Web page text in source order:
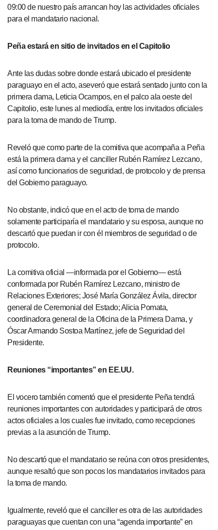
09:00 de nuestro país arrancan hoy las actividades oficiales
para el mandatario nacional.
Peña estará en sitio de invitados en el Capitolio
Ante las dudas sobre donde estará ubicado el presidente
paraguayo en el acto, aseveró que estará sentado junto con la
primera dama, Leticia Ocampos, en el palco ala oeste del
Capitolio, este lunes al mediodía, entre los invitados oficiales
para la toma de mando de Trump.
Reveló que como parte de la comitiva que acompaña a Peña
está la primera dama y el canciller Rubén Ramírez Lezcano,
así como funcionarios de seguridad, de protocolo y de prensa
del Gobierno paraguayo.
No obstante, indicó que en el acto de toma de mando
solamente participaría el mandatario y su esposa, aunque no
descartó que puedan ir con él miembros de seguridad o de
protocolo.
La comitiva oficial —informada por el Gobierno— está
conformada por Rubén Ramírez Lezcano, ministro de
Relaciones Exteriores; José María González Ávila, director
general de Ceremonial del Estado; Alicia Pomata,
coordinadora general de la Oficina de la Primera Dama, y
Óscar Armando Sostoa Martínez, jefe de Seguridad del
Presidente.
Reuniones “importantes” en EE.UU.
El vocero también comentó que el presidente Peña tendrá
reuniones importantes con autoridades y participará de otros
actos oficiales a los cuales fue invitado, como recepciones
previas a la asunción de Trump.
No descartó que el mandatario se reúna con otros presidentes,
aunque resaltó que son pocos los mandatarios invitados para
la toma de mando.
Igualmente, reveló que el canciller es otra de las autoridades
paraguayas que cuentan con una “agenda importante” en